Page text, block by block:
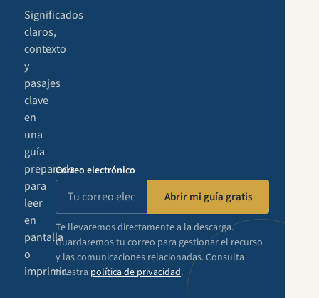
Significados
claros,
contexto
y
pasajes
clave
en
una
guía
preparada
para
leer
en
pantalla
o
imprimir.
Correo electrónico
Abrir mi guía gratis
Te llevaremos directamente a la descarga.
Guardaremos tu correo para gestionar el recurso
y las comunicaciones relacionadas. Consulta
nuestra política de privacidad.